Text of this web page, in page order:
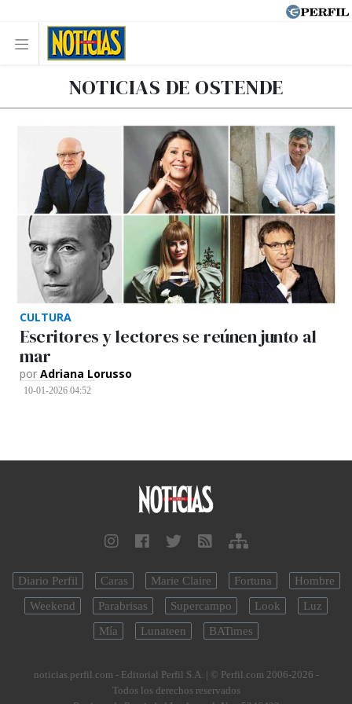
NOTICIAS DE OSTENDE
CULTURA
Escritores y lectores se reúnen junto al
mar
por Adriana Lorusso
10-01-2026 04:52
Diario Perfil Caras Marie Claire Fortuna
Hombre
Weekend
Parabrisas Supercampo Look
Luz
Mía
Lunateen BATimes
noticias.perfil.com - Editorial Perfil S.A. | © Perfil.com 2006-2026 -
Todos los derechos reservados